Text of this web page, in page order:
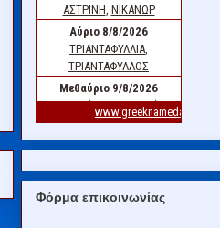
Φόρμα επικοινωνίας